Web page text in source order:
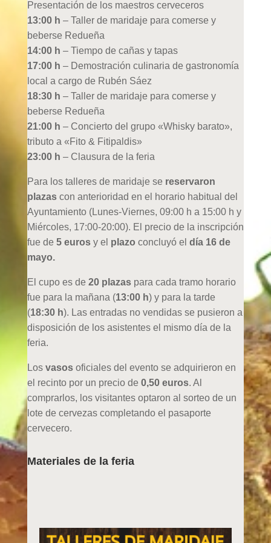
Presentación de los maestros cerveceros
13:00 h – Taller de maridaje para comerse y
beberse Redueña
14:00 h – Tiempo de cañas y tapas
17:00 h – Demostración culinaria de gastronomía
local a cargo de Rubén Sáez
18:30 h – Taller de maridaje para comerse y
beberse Redueña
21:00 h – Concierto del grupo «Whisky barato»,
tributo a «Fito & Fitipaldis»
23:00 h – Clausura de la feria
Para los talleres de maridaje se reservaron
plazascon anterioridad en el horario habitual del
Ayuntamiento (Lunes-Viernes, 09:00 h a 15:00 h y
Miércoles, 17:00-20:00). El precio de la inscripción
fue de 5 euros y el plazo concluyó el día 16 de
mayo.
El cupo es de 20 plazaspara cada tramo horario
fue para la mañana (13:00 h) y para la tarde
(18:30 h). Las entradas no vendidas se pusieron a
disposición de los asistentes el mismo día de la
feria.
Los vasosoficiales del evento se adquirieron en
el recinto por un precio de 0,50 euros. Al
comprarlos, los visitantes optaron al sorteo de un
lote de cervezas completando el pasaporte
cervecero.
Materiales de la feria